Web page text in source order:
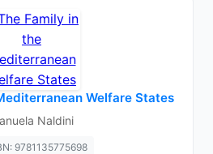
Welfare States
Naldini
9781135775698